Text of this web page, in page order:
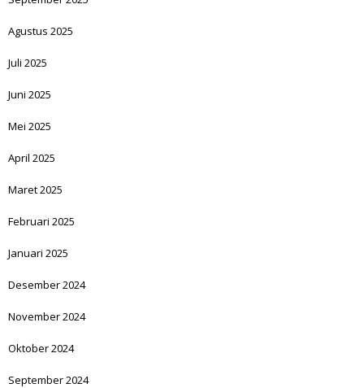
Agustus 2025
Juli 2025
Juni 2025
Mei 2025
April 2025
Maret 2025
Februari 2025
Januari 2025
Desember 2024
November 2024
Oktober 2024
September 2024